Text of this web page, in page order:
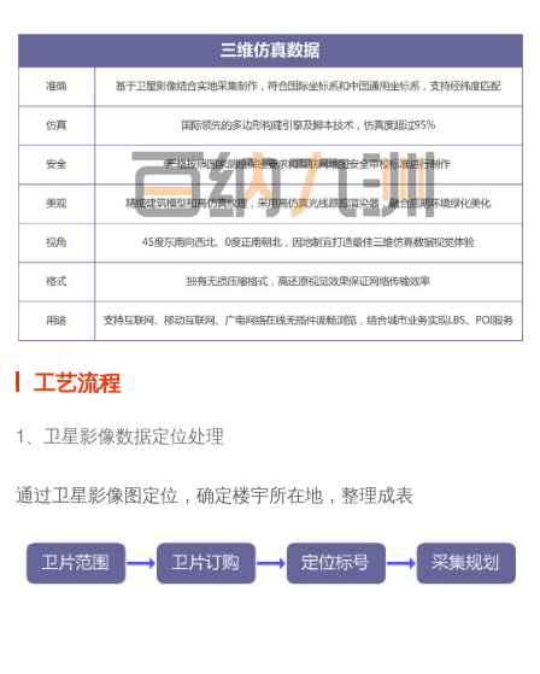
工艺流程
1、卫星影像数据定位处理
通过卫星影像图定位，确定楼宇所在地，整理成表